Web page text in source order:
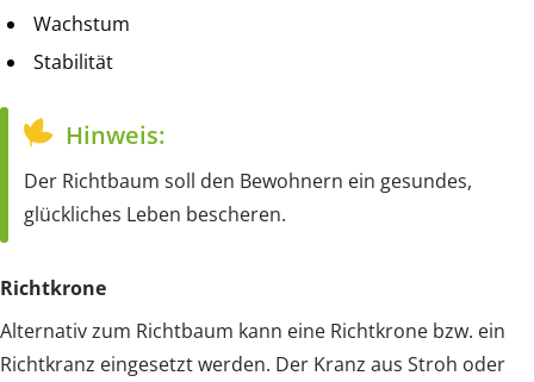
Wachstum
Stabilität
Hinweis:
Der Richtbaum soll den Bewohnern ein gesundes,
glückliches Leben bescheren.
Richtkrone
Alternativ zum Richtbaum kann eine Richtkrone bzw. ein
Richtkranz eingesetzt werden. Der Kranz aus Stroh oder